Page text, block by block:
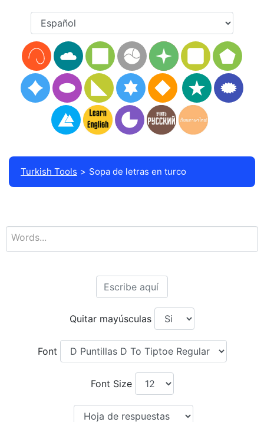
Turkish Tools Sopa de letras en turco
Quitar mayúsculas
Font
Font Size